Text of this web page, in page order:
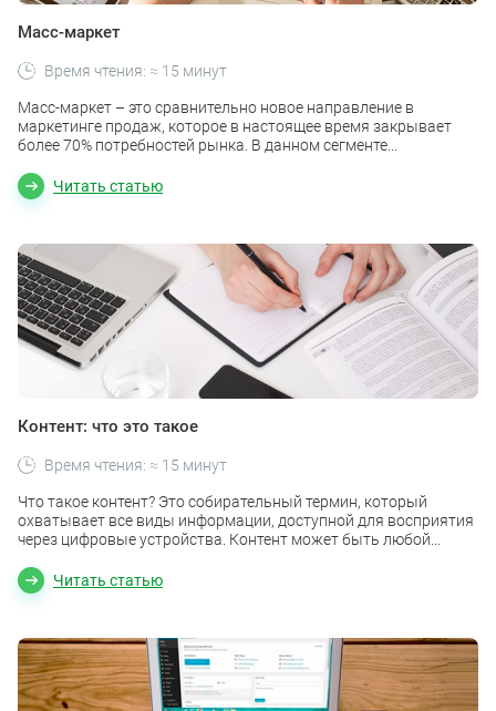
Масс-маркет
Масс-маркет – это сравнительно новое направление в
маркетинге продаж, которое в настоящее время закрывает
более 70% потребностей рынка. В данном сегменте...
Читать статью
Время чтения: ≈ 15 минут
Контент: что это такое
Что такое контент? Это собирательный термин, который
охватывает все виды информации, доступной для восприятия
через цифровые устройства. Контент может быть любой...
Читать статью
Время чтения: ≈ 15 минут